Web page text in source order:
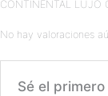
CONTINENTAL LUJO
No hay valoraciones
Sé el primero